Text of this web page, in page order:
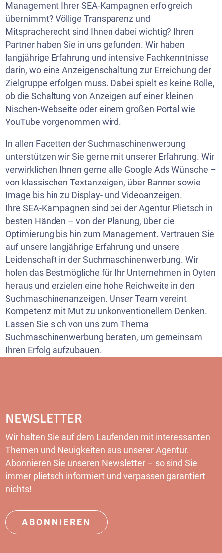
Management Ihrer SEA-Kampagnen erfolgreich
übernimmt? Völlige Transparenz und
Mitspracherecht sind Ihnen dabei wichtig? Ihren
Partner haben Sie in uns gefunden. Wir haben
langjährige Erfahrung und intensive Fachkenntnisse
darin, wo eine Anzeigenschaltung zur Erreichung der
Zielgruppe erfolgen muss. Dabei spielt es keine Rolle,
ob die Schaltung von Anzeigen auf einer kleinen
Nischen-Webseite oder einem großen Portal wie
YouTube vorgenommen wird.
In allen Facetten der Suchmaschinenwerbung
unterstützen wir Sie gerne mit unserer Erfahrung. Wir
verwirklichen Ihnen gerne alle Google Ads Wünsche –
von klassischen Textanzeigen, über Banner sowie
Image bis hin zu Display- und Videoanzeigen.
Ihre SEA-Kampagnen sind bei der Agentur Plietsch in
besten Händen – von der Planung, über die
Optimierung bis hin zum Management. Vertrauen Sie
auf unsere langjährige Erfahrung und unsere
Leidenschaft in der Suchmaschinenwerbung. Wir
holen das Bestmögliche für Ihr Unternehmen in Oyten
heraus und erzielen eine hohe Reichweite in den
Suchmaschinenanzeigen. Unser Team vereint
Kompetenz mit Mut zu unkonventionellem Denken.
Lassen Sie sich von uns zum Thema
Suchmaschinenwerbung beraten, um gemeinsam
Ihren Erfolg aufzubauen.
NEWSLETTER
Wir halten Sie auf dem Laufenden mit interessanten
Themen und Neuigkeiten aus unserer Agentur.
Abonnieren Sie unseren Newsletter – so sind Sie
immer plietsch informiert und verpassen garantiert
nichts!
ABONNIEREN